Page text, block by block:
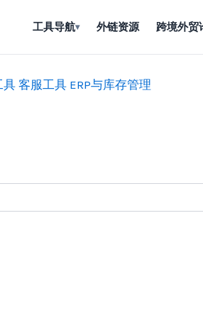
工具导航▾ 外链资源 跨境外贸
具 客服工具 ERP与库存管理